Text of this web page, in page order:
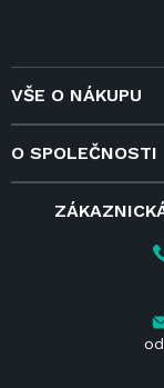
VŠE O NÁKUPU
Doprava a služby
Reklamace
Vrácení zboží do 14
O SPOLEČNOSTI